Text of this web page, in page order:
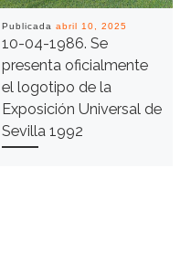
Publicada abril 10, 2025
10-04-1986. Se
presenta oficialmente
el logotipo de la
Exposición Universal de
Sevilla 1992